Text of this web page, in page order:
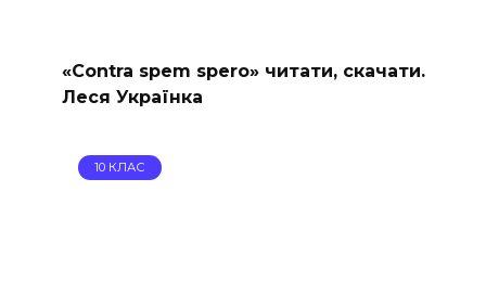
«Contra spem spero» читати, скачати.
Леся Українка
10 КЛАС